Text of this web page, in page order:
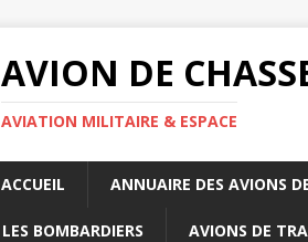
AVION DE
AVIATION MILITAIRE & ESPACE
ACCUEIL ANNUAIRE DES AVIONS
LES BOMBARDIERS AVIONS DE